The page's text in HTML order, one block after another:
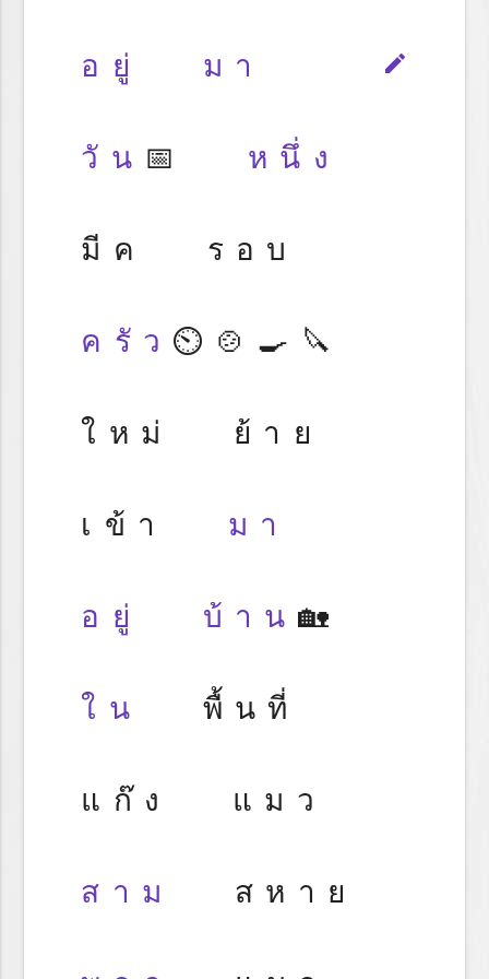
edit
อยู่ มา
วัน 📅 หนึ่ง
มีค รอบ
ครัว ⏲️🍲🍳🔪
ใหม่ ย้าย
เข้า มา
อยู่ บ้าน 🏡
ใน พื้นที่
แก๊ง แมว
สาม สหาย